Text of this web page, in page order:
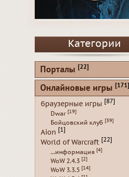
Категории
Порталы [22]
Онлайновые игры [171]
браузерные игры [87]
Dwar [19]
Бойцовский клуб [39]
Aion [1]
World of Warcraft [22]
...информация [4]
WoW 2.4.3 [2]
WoW 3.3.5 [14]